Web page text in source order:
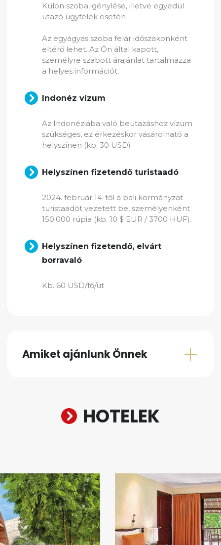
Külön szoba igénylése, illetve egyedül
utazó ügyfelek esetén
Az egyágyas szoba felár időszakonként
eltérő lehet. Az Ön által kapott,
személyre szabott árajánlat tartalmazza
a helyes információt.
Indonéz vízum
Az Indonéziába való beutazáshoz vízum
szükséges, ez érkezéskor vásárolható a
helyszínen (kb. 30 USD)
Helyszínen fizetendő turistaadó
2024. február 14-től a bali kormányzat
turistaadót vezetett be, személyenként
150.000 rúpia (kb. 10 $ EUR / 3700 HUF).
Helyszínen fizetendő, elvárt
borravaló
Kb. 60 USD/fő/út
Amiket ajánlunk Önnek
HOTELEK